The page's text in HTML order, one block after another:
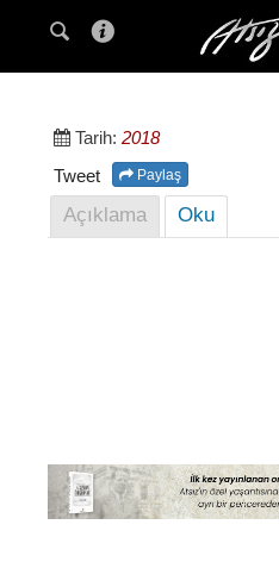
Tarih: 2018
Paylaş
Tweet
Açıklama Oku